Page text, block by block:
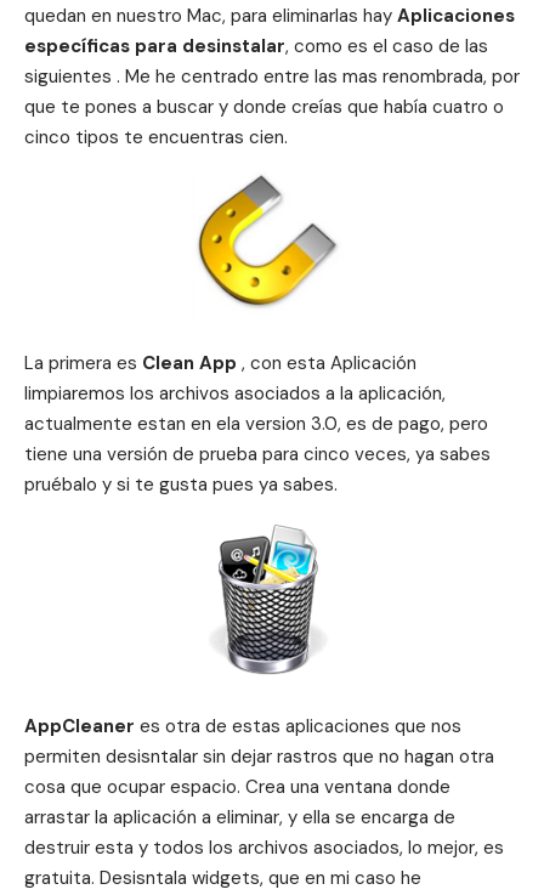
quedan en nuestro Mac, para eliminarlas hay Aplicaciones
específicas para desinstalar, como es el caso de las
siguientes . Me he centrado entre las mas renombrada, por
que te pones a buscar y donde creías que había cuatro o
cinco tipos te encuentras cien.
La primera es Clean App , con esta Aplicación
limpiaremos los archivos asociados a la aplicación,
actualmente estan en ela version 3.0, es de pago, pero
tiene una versión de prueba para cinco veces, ya sabes
pruébalo y si te gusta pues ya sabes.
AppCleaner es otra de estas aplicaciones que nos
permiten desisntalar sin dejar rastros que no hagan otra
cosa que ocupar espacio. Crea una ventana donde
arrastar la aplicación a eliminar, y ella se encarga de
destruir esta y todos los archivos asociados, lo mejor, es
gratuita. Desisntala widgets, que en mi caso he